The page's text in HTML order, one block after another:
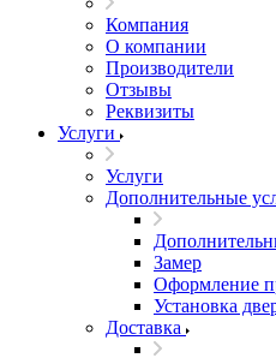
Компания
О компании
Производители
Отзывы
Реквизиты
Услуги
Услуги
Дополнительные
Замер
Оформление
Установка
Доставка